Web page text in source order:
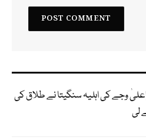
وجے کی اہلیہ سنگیتا نے طلاق کی
لی